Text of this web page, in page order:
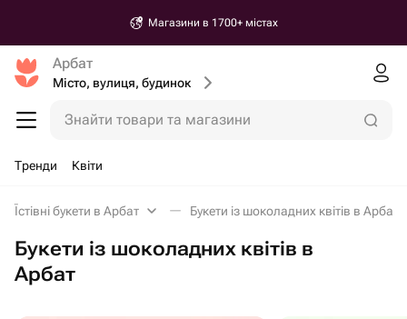
Магазини в 1700+ містах
Арбат
Місто, вулиця, будинок
Знайти товари та магазини
Тренди Квіти
Їстівні букети в Арбат Букети із шоколадних квітів в Арбат
Букети із шоколадних квітів в
Арбат